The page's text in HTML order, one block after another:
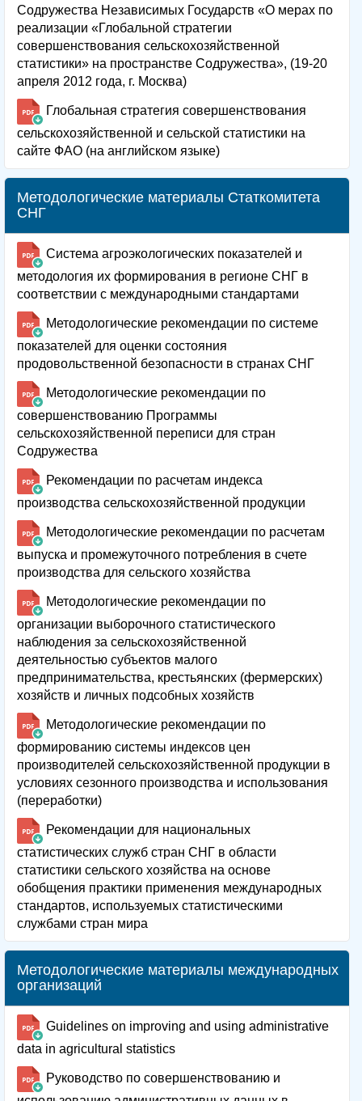
Содружества Независимых Государств «О мерах по
реализации «Глобальной стратегии
совершенствования сельскохозяйственной
статистики» на пространстве Содружества», (19-20
апреля 2012 года, г. Москва)
Глобальная стратегия совершенствования
сельскохозяйственной и сельской статистики на
сайте ФАО (на английском языке)
Методологические материалы Статкомитета
СНГ
Система агроэкологических показателей и
методология их формирования в регионе СНГ в
соответствии с международными стандартами
Методологические рекомендации по системе
показателей для оценки состояния
продовольственной безопасности в странах СНГ
Методологические рекомендации по
совершенствованию Программы
сельскохозяйственной переписи для стран
Содружества
Рекомендации по расчетам индекса
производства сельскохозяйственной продукции
Методологические рекомендации по расчетам
выпуска и промежуточного потребления в счете
производства для сельского хозяйства
Методологические рекомендации по
организации выборочного статистического
наблюдения за сельскохозяйственной
деятельностью субъектов малого
предпринимательства, крестьянских (фермерских)
хозяйств и личных подсобных хозяйств
Методологические рекомендации по
формированию системы индексов цен
производителей сельскохозяйственной продукции в
условиях сезонного производства и использования
(переработки)
Рекомендации для национальных
статистических служб стран СНГ в области
статистики сельского хозяйства на основе
обобщения практики применения международных
стандартов, используемых статистическими
службами стран мира
Методологические материалы международных
организаций
Guidelines on improving and using administrative
data in agricultural statistics
Руководство по совершенствованию и